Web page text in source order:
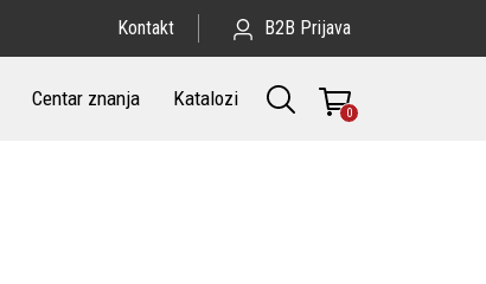
Kontakt B2B Prijava
Centar znanja Katalozi
0